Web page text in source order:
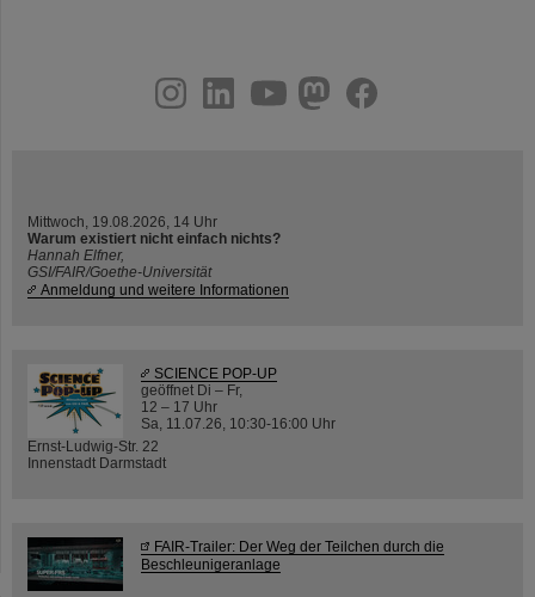
youtube
helmholtz.social
facebook
Mittwoch, 19.08.2026, 14 Uhr
Warum existiert nicht einfach nichts?
Hannah Elfner,
GSI/FAIR/Goethe-Universität
Anmeldung und weitere Informationen
SCIENCE POP-UP
geöffnet Di – Fr,
12 – 17 Uhr
Sa, 11.07.26, 10:30-16:00 Uhr
Ernst-Ludwig-Str. 22
Innenstadt Darmstadt
FAIR-Trailer: Der Weg der Teilchen durch die
Beschleunigeranlage